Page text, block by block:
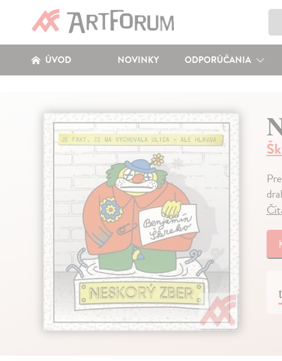
ÚVOD NOVINKY ODPORÚČANIA